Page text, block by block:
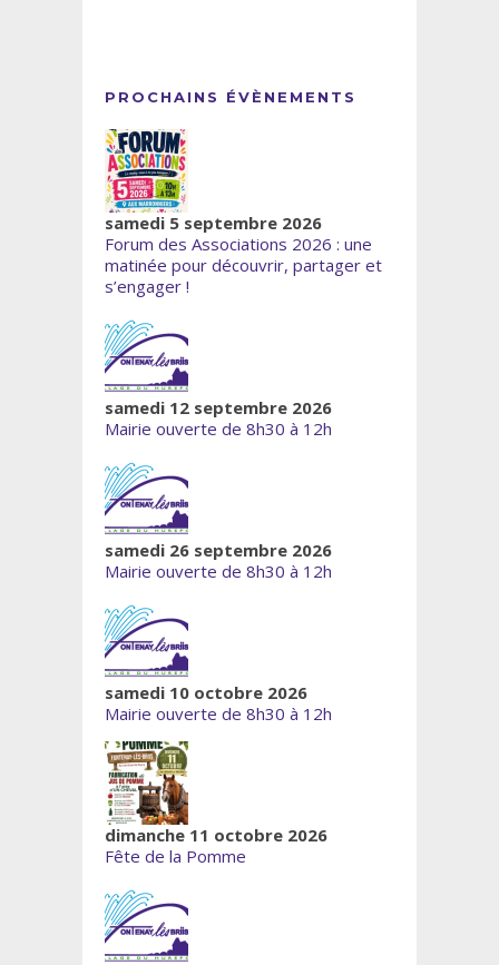
PROCHAINS ÉVÈNEMENTS
samedi 5 septembre 2026
Forum des Associations 2026 : une
matinée pour découvrir, partager et
s’engager !
samedi 12 septembre 2026
Mairie ouverte de 8h30 à 12h
samedi 26 septembre 2026
Mairie ouverte de 8h30 à 12h
samedi 10 octobre 2026
Mairie ouverte de 8h30 à 12h
dimanche 11 octobre 2026
Fête de la Pomme